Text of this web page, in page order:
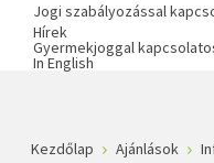
Jogi szabályozással
Hírek
Gyermekjoggal
In English
Kezdőlap Ajánlások